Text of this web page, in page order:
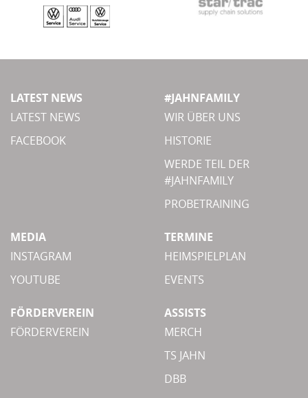
LATEST NEWS
LATEST NEWS
FACEBOOK
#JAHNFAMILY
WIR ÜBER UNS
HISTORIE
WERDE TEIL DER
#JAHNFAMILY
PROBETRAINING
MEDIA
INSTAGRAM
YOUTUBE
TERMINE
HEIMSPIELPLAN
EVENTS
FÖRDERVEREIN
FÖRDERVEREIN
ASSISTS
MERCH
TS JAHN
DBB